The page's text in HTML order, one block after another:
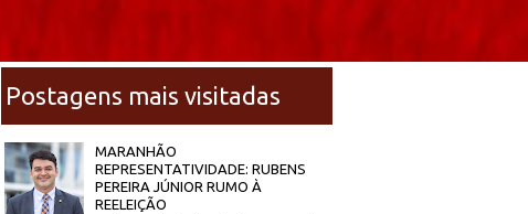
Postagens mais visitadas
MARANHÃO
REPRESENTATIVIDADE: RUBENS
PEREIRA JÚNIOR RUMO À
REELEIÇÃO